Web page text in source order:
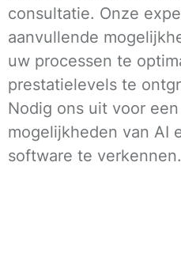
consultatie. Onze
aanvullende
uw processen te
prestatielevels te
Nodig ons uit voor
mogelijkheden van AI
software te verkennen.